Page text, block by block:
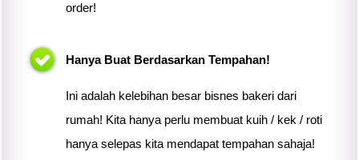
order!
Hanya Buat Berdasarkan Tempahan!
Ini adalah kelebihan besar bisnes bakeri dari
rumah! Kita hanya perlu membuat kuih / kek / roti
hanya selepas kita mendapat tempahan sahaja!